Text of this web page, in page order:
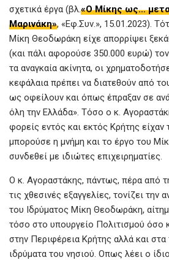
σχετικά έργα (βλ.«Ο Μίκης ως…
Μαρινάκη», «Εφ.Συν.», 15.01.2023).
Μίκη Θεοδωράκη είχε απορρίψει
(και πάλι αφορούσε 350.000 ευρώ)
τα αναγκαία ακίνητα, οι
κεφάλαια πρέπει να διατεθούν από
ως οφείλουν και όπως έπραξαν σε
όλη την Ελλάδα». Τόσο ο κ.
φορείς εντός και εκτός Κρήτης είχαν
μπορούσε η μνήμη και το έργο του
συνδεθεί με ιδιώτες επιχειρηματίες.
Ο κ. Αγοραστάκης, πάντως, πέρα από
τις χθεσινές εξαγγελίες, τονίζει την
του Ιδρύματος Μίκη Θεοδωράκη,
τόσο στο υπουργείο Πολιτισμού όσο
στην Περιφέρεια Κρήτης αλλά και στα
ιδρύματα του νησιού. Οπως λέει ο